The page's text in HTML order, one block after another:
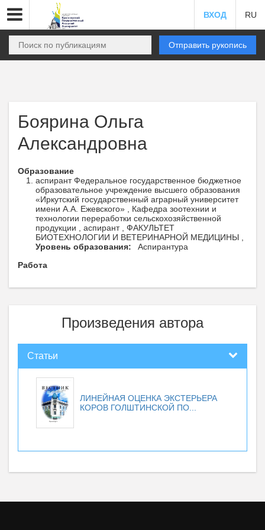
ВХОД RU
Отправить рукопись
Боярина Ольга
Александровна
Образование
аспирант Федеральное государственное бюджетное
образовательное учреждение высшего образования
«Иркутский государственный аграрный университет
имени А.А. Ежевского» , Кафедра зоотехнии и
технологии переработки сельскохозяйственной
продукции , аспирант , ФАКУЛЬТЕТ
БИОТЕХНОЛОГИИ И ВЕТЕРИНАРНОЙ МЕДИЦИНЫ ,
Уровень образования:
Аспирантура
Работа
Произведения автора
Статьи
ЛИНЕЙНАЯ ОЦЕНКА ЭКСТЕРЬЕРА
КОРОВ ГОЛШТИНСКОЙ ПО...